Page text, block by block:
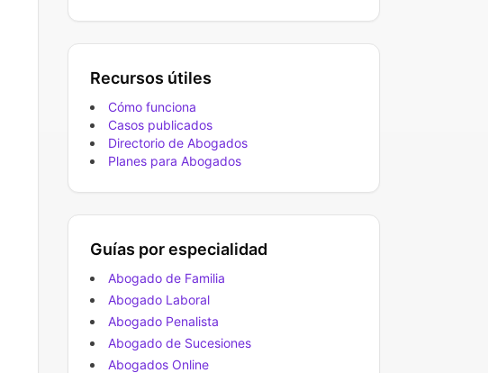
Recursos útiles
Cómo funciona
Casos publicados
Directorio de Abogados
Planes para Abogados
Guías por especialidad
Abogado de Familia
Abogado Laboral
Abogado Penalista
Abogado de Sucesiones
Abogados Online